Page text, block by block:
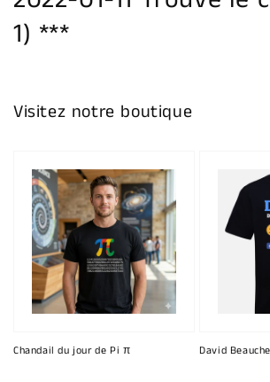
galerie
1) ***
Visitez notre boutique
Chandail du jour de Pi π David